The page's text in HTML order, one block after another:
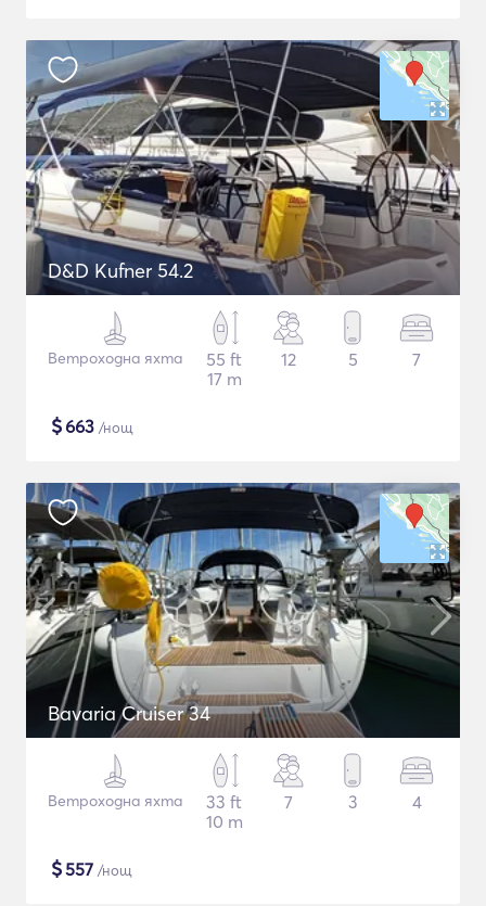
D&D Kufner 54.2
Ветроходна яхта
55 ft
17 m
12 5 7
$663 /нощ
Bavaria Cruiser 34
Ветроходна яхта
33 ft
10 m
7 3 4
$557 /нощ